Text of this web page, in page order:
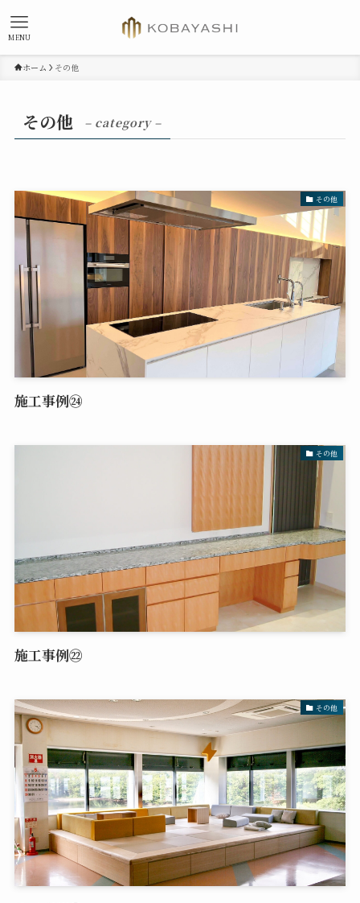
MENU
ホーム その他
その他 – category –
その他
施工事例㉔
その他
施工事例㉒
その他